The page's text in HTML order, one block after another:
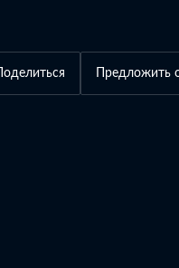
Поделиться Предложить